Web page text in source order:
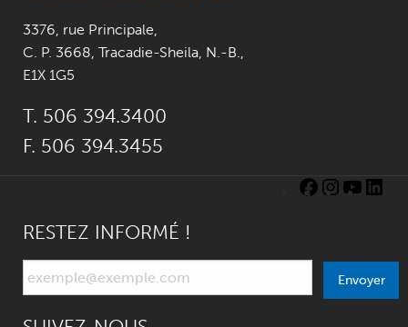
3376, rue Principale,
C. P. 3668, Tracadie-Sheila, N.-B.,
E1X 1G5
T. 506 394.3400
F. 506 394.3455
RESTEZ INFORMÉ !
Envoyer